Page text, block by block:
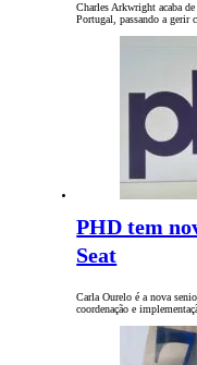
Charles Arkwright acaba
Portugal, passando a gerir
PHD tem
Seat
Carla Ourelo é a nova
coordenação e